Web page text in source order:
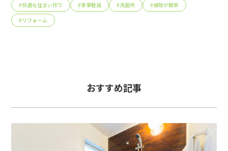
#快適な住まい作り #家事軽減 #洗面所 #掃除が簡単
#リフォーム
おすすめ記事